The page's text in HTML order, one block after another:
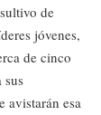
de
jóvenes,
de cinco
sus
avistarán esa